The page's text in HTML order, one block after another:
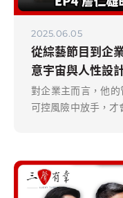
2025.06.05
從綜藝節目到企
意宇宙與人性設
對企業主而言，他
可控風險中放手，才